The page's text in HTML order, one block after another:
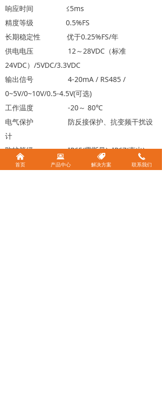
响应时间 ≤5ms
精度等级 0.5%FS
长期稳定性 优于0.25%FS/年
供电电压 12～28VDC（标准
24VDC）/5VDC/3.3VDC
输出信号 4-20mA / RS485 /
0~5V/0~10V/0.5-4.5V(可选)
工作温度 -20～ 80℃
电气保护 防反接保护、抗变频干扰设
计
防护等级 IP65(霍斯曼) IP67(直出)
测量介质 与316L不锈钢不兼容的气体
낀
首页
뀵
产品中心
뀄
解决方案
끅
联系我们